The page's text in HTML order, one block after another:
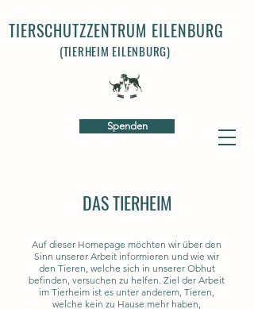
Spenden
TIERSCHUTZZENTRUM EILENBURG
(TIERHEIM EILENBURG)
DAS TIERHEIM
Auf dieser Homepage möchten wir über den
Sinn unserer Arbeit informieren und wie wir
den Tieren, welche sich in unserer Obhut
befinden, versuchen zu helfen. Ziel der Arbeit
im Tierheim ist es unter anderem, Tieren,
welche kein zu Hause mehr haben,